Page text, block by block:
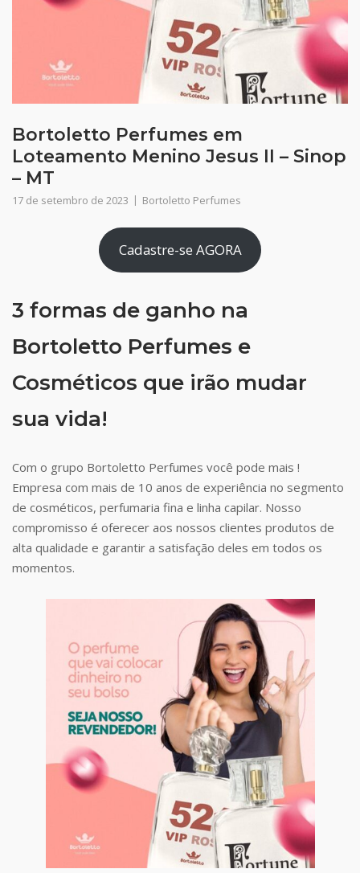
Bortoletto Perfumes em
Loteamento Menino Jesus II – Sinop
– MT
17 de setembro de 2023 Bortoletto Perfumes
Cadastre-se AGORA
3 formas de ganho na
Bortoletto Perfumes e
Cosméticos que irão mudar
sua vida!
Com o grupo Bortoletto Perfumes você pode mais !
Empresa com mais de 10 anos de experiência no segmento
de cosméticos, perfumaria fina e linha capilar. Nosso
compromisso é oferecer aos nossos clientes produtos de
alta qualidade e garantir a satisfação deles em todos os
momentos.